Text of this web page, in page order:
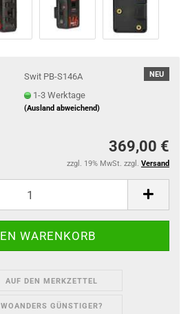
NEU
Swit PB-S146A
1-3 Werktage
(Ausland abweichend)
369,00 €
zzgl. 19% MwSt. zzgl. Versand
AUF DEN MERKZETTEL
WOANDERS GÜNSTIGER?